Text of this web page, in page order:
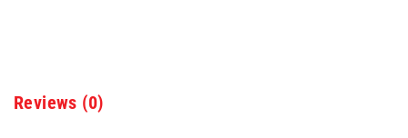
Reviews (0)